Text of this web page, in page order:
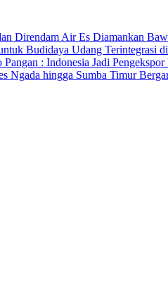
Direndam Air Es Diamankan
Budidaya Udang Terintegrasi
: Indonesia Jadi Pengekspor
Ngada hingga Sumba Timur